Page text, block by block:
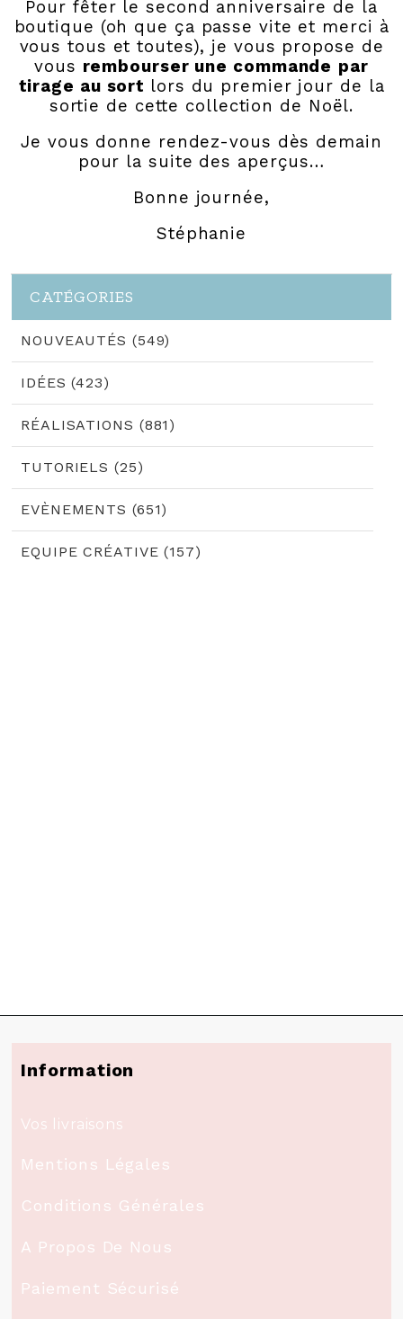
Pour fêter le second anniversaire de la
boutique (oh que ça passe vite et merci à
vous tous et toutes), je vous propose de
vous rembourser une commande par
tirage au sort lors du premier jour de la
sortie de cette collection de Noël.
Je vous donne rendez-vous dès demain
pour la suite des aperçus…
Bonne journée,
Stéphanie
CATÉGORIES
NOUVEAUTÉS (549)
IDÉES (423)
RÉALISATIONS (881)
TUTORIELS (25)
EVÈNEMENTS (651)
EQUIPE CRÉATIVE (157)
Information
Vos livraisons
Mentions Légales
Conditions Générales
A Propos De Nous
Paiement Sécurisé